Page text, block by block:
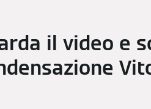
il video e